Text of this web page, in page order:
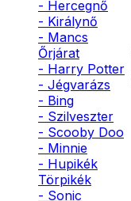
- Hercegnő
- Királynő
- Mancs
Őrjárat
- Harry Potter
- Jégvarázs
- Bing
- Szilveszter
- Scooby Doo
- Minnie
- Hupikék
Törpikék
- Sonic